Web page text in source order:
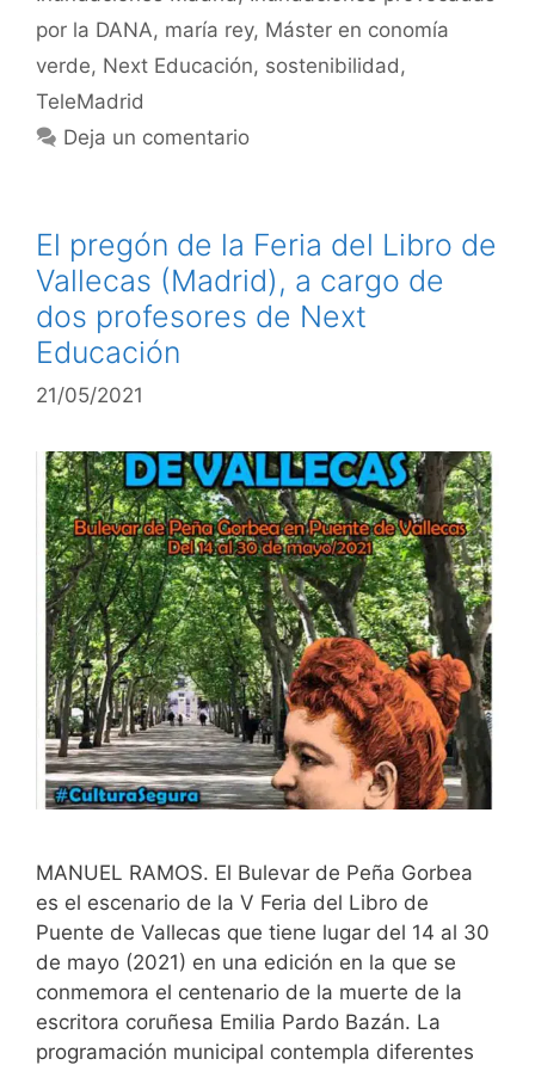
por la DANA, maría rey, Máster en conomía
verde, Next Educación, sostenibilidad,
TeleMadrid
Deja un comentario
El pregón de la Feria del Libro de
Vallecas (Madrid), a cargo de
dos profesores de Next
Educación
21/05/2021
MANUEL RAMOS. El Bulevar de Peña Gorbea
es el escenario de la V Feria del Libro de
Puente de Vallecas que tiene lugar del 14 al 30
de mayo (2021) en una edición en la que se
conmemora el centenario de la muerte de la
escritora coruñesa Emilia Pardo Bazán. La
programación municipal contempla diferentes